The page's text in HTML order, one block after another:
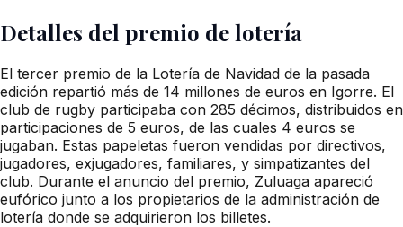
Detalles del premio de lotería
El tercer premio de la Lotería de Navidad de la pasada
edición repartió más de 14 millones de euros en Igorre. El
club de rugby participaba con 285 décimos, distribuidos en
participaciones de 5 euros, de las cuales 4 euros se
jugaban. Estas papeletas fueron vendidas por directivos,
jugadores, exjugadores, familiares, y simpatizantes del
club. Durante el anuncio del premio, Zuluaga apareció
eufórico junto a los propietarios de la administración de
lotería donde se adquirieron los billetes.